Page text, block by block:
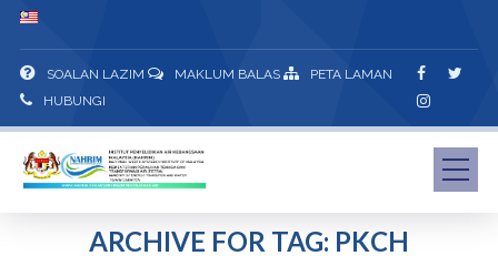
SOALAN LAZIM MAKLUM BALAS
PETA LAMAN
HUBUNGI
ARCHIVE FOR TAG: PKCH